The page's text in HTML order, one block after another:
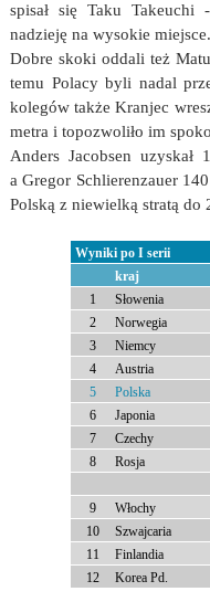
spisał się Taku Takeuchi
nadzieję na wysokie miejsce.
Dobre skoki oddali też
temu Polacy byli nadal
kolegów także Kranjec
metra i topozwoliło im
Anders Jacobsen
a Gregor Schlierenzauer
Polską z niewielką stratą do
Wyniki po I serii
kraj
1
Słowenia
2
Norwegia
3
Niemcy
4
Austria
5
Polska
6
Japonia
7
Czechy
8
Rosja
9 Włochy
10
Szwajcaria
11
Finlandia
12
Korea Pd.